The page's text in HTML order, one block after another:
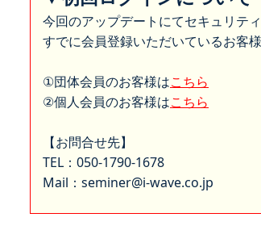
今回のアップデートにてセキュリテ
すでに会員登録いただいているお客
①団体会員のお客様はこちら
②個人会員のお客様はこちら
【お問合せ先】
TEL：050-1790-1678
Mail：seminer@i-wave.co.jp